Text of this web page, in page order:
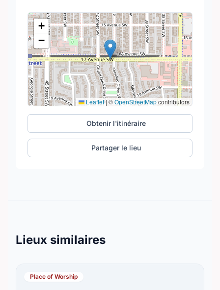
+
−
Leaflet| ©OpenStreetMapcontributors
Obtenir l'itinéraire
Partager le lieu
Lieux similaires
Place of Worship